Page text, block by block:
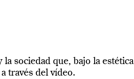
sociedad que, bajo la estética
través del vídeo.